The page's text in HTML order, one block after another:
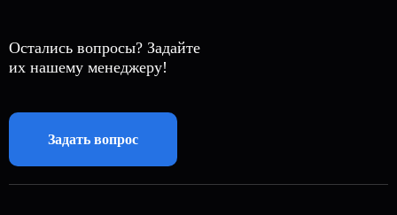
Остались вопросы? Задайте
их нашему менеджеру!
Задать вопрос